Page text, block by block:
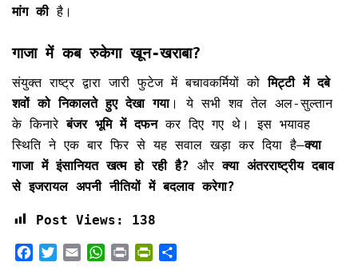
मांग कीहै।
गाजा में कब रुकेगा खून-खराबा?
संयुक्त राष्ट्र द्वारा जारी फुटेज में बचावकर्मियों कोमिट्टी में दबे
शवों को निकालते हुए देखा गया। ये सभी शव तेल अल-सुल्तान
के किनारेबंजर भूमि में दफनकर दिए गए थे। इस भयावह
स्थिति ने एक बार फिर से यह सवाल खड़ा कर दिया है—क्या
गाजा में इंसानियत खत्म हो रही है? औरक्या अंतरराष्ट्रीय दबाव
से इजरायल अपनी नीतियों में बदलाव करेगा?
Post Views: 138